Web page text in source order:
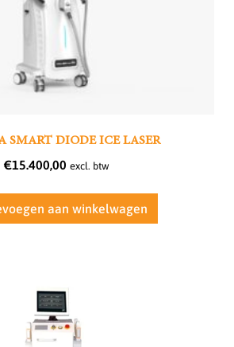
SMART DIODE ICE LASER
€15.400,00 excl. btw
aan winkelwagen